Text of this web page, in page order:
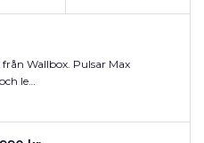
Wallbox. Pulsar Max
le…